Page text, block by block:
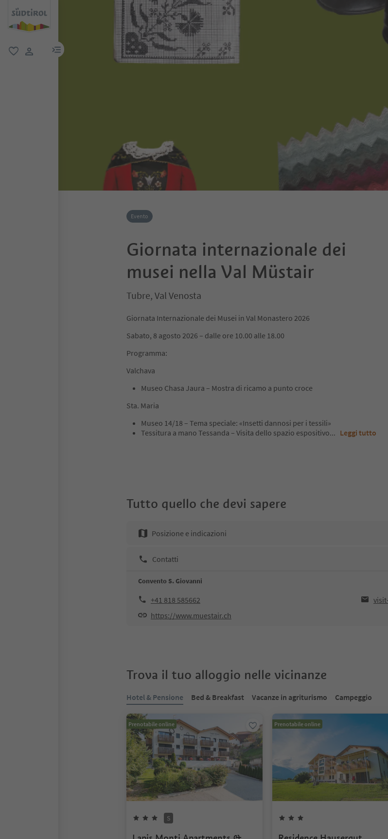
menu link
Evento
Giornata internazionale dei
musei nella Val Müstair
Tubre, Val Venosta
Giornata Internazionale dei Musei in Val Monastero 2026
Sabato, 8 agosto 2026 – dalle ore 10.00 alle 18.00
Programma:
Valchava
Museo Chasa Jaura – Mostra di ricamo a punto croce
Sta. Maria
Museo 14/18 – Tema speciale: «Insetti dannosi per i tessili»
Tessitura a mano Tessanda – Visita dello spazio espositivo... Leggi tutto
Tutto quello che devi sapere
Posizione e indicazioni
Contatti
Convento S. Giovanni
+41 818 585662
https://www.muestair.ch
Trova il tuo alloggio nelle vicinanze
Hotel & Pensione Bed & Breakfast Vacanze in agriturismo Campeggio
Prenotabile online
S
Prenotabile online